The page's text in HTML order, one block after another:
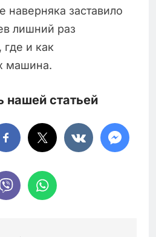
наверняка заставило
лишний раз
где и как
машина.
нашей статьей